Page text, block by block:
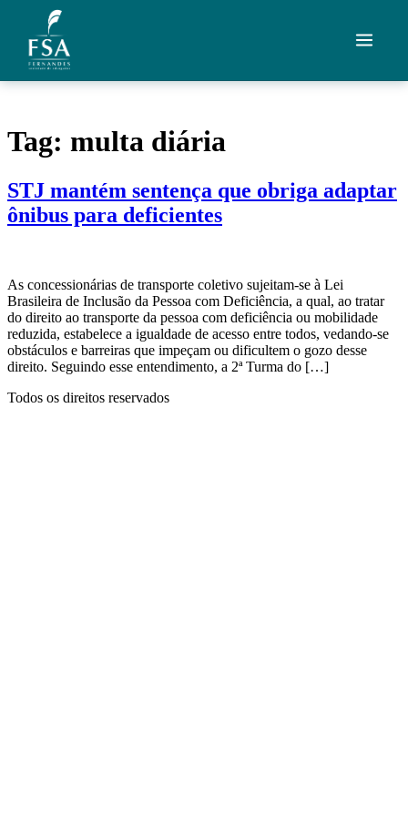
Ir para o conteúdo
Áreas de Atuação
Artigos
Contato
Fale com um advogado
Tag: multa diária
STJ mantém sentença que obriga adaptar
ônibus para deficientes
As concessionárias de transporte coletivo sujeitam-se à Lei
Brasileira de Inclusão da Pessoa com Deficiência, a qual, ao tratar
do direito ao transporte da pessoa com deficiência ou mobilidade
reduzida, estabelece a igualdade de acesso entre todos, vedando-se
obstáculos e barreiras que impeçam ou dificultem o gozo desse
direito. Seguindo esse entendimento, a 2ª Turma do […]
Todos os direitos reservados